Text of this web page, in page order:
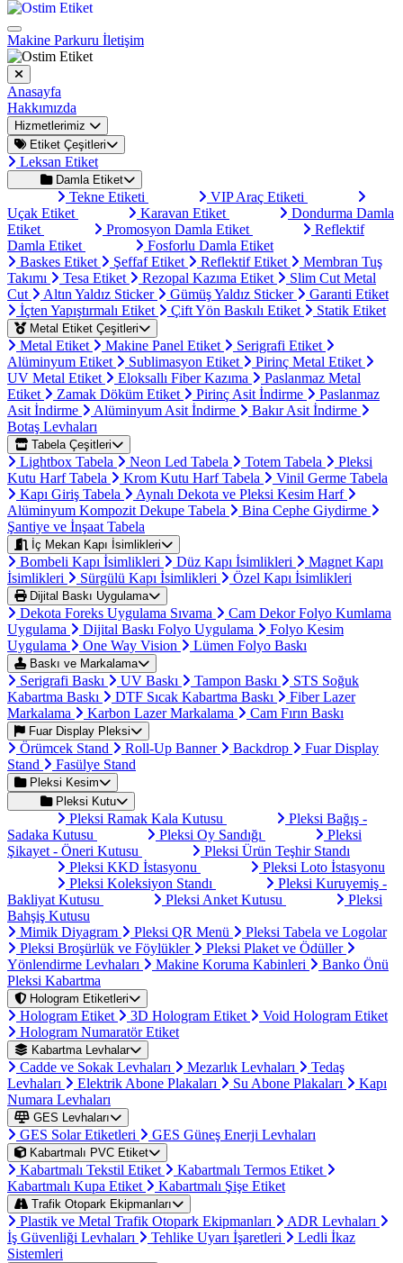
Makine Parkuru İletişim
Anasayfa
Hakkımızda
Hizmetlerimiz
Etiket Çeşitleri
Leksan Etiket
Damla Etiket
Tekne Etiketi
VIP Araç Etiketi
Uçak Etiket
Karavan Etiket
Dondurma Damla
Etiket
Promosyon Damla Etiket
Reflektif
Damla Etiket
Fosforlu Damla Etiket
Baskes Etiket
Şeffaf Etiket Reflektif Etiket
Membran Tuş
Takımı
Tesa Etiket Rezopal Kazıma Etiket
Slim Cut Metal
Cut
Altın Yaldız Sticker Gümüş Yaldız Sticker
Garanti Etiket
İçten Yapıştırmalı Etiket
Çift Yön Baskılı Etiket Statik Etiket
Metal Etiket Çeşitleri
Metal Etiket Makine Panel Etiket
Serigrafi Etiket
Alüminyum Etiket
Sublimasyon Etiket
Pirinç Metal Etiket
UV Metal Etiket
Eloksallı Fiber Kazıma
Paslanmaz Metal
Etiket
Zamak Döküm Etiket Pirinç Asit İndirme
Paslanmaz
Asit İndirme
Alüminyum Asit İndirme
Bakır Asit İndirme
Botaş Levhaları
Tabela Çeşitleri
Lightbox Tabela Neon Led Tabela Totem Tabela
Pleksi
Kutu Harf Tabela
Krom Kutu Harf Tabela
Vinil Germe Tabela
Kapı Giriş Tabela
Aynalı Dekota ve Pleksi Kesim Harf
Alüminyum Kompozit Dekupe Tabela
Bina Cephe Giydirme
Şantiye ve İnşaat Tabela
İç Mekan Kapı İsimlikleri
Bombeli Kapı İsimlikleri Düz Kapı İsimlikleri
Magnet Kapı
İsimlikleri
Sürgülü Kapı İsimlikleri Özel Kapı İsimlikleri
Dijital Baskı Uygulama
Dekota Foreks Uygulama Sıvama
Cam Dekor Folyo Kumlama
Uygulama
Dijital Baskı Folyo Uygulama
Folyo Kesim
Uygulama
One Way Vision Lümen Folyo Baskı
Baskı ve Markalama
Serigrafi Baskı UV Baskı Tampon Baskı
STS Soğuk
Kabartma Baskı
DTF Sıcak Kabartma Baskı
Fiber Lazer
Markalama
Karbon Lazer Markalama Cam Fırın Baskı
Fuar Display Pleksi
Örümcek Stand Roll-Up Banner Backdrop
Fuar Display
Stand
Fasülye Stand
Pleksi Kesim
Pleksi Kutu
Pleksi Ramak Kala Kutusu
Pleksi Bağış -
Sadaka Kutusu
Pleksi Oy Sandığı
Pleksi
Şikayet - Öneri Kutusu
Pleksi Ürün Teşhir Standı
Pleksi KKD İstasyonu
Pleksi Loto İstasyonu
Pleksi Koleksiyon Standı
Pleksi Kuruyemiş -
Bakliyat Kutusu
Pleksi Anket Kutusu
Pleksi
Bahşiş Kutusu
Mimik Diyagram
Pleksi QR Menü
Pleksi Tabela ve Logolar
Pleksi Broşürlük ve Föylükler
Pleksi Plaket ve Ödüller
Yönlendirme Levhaları
Makine Koruma Kabinleri
Banko Önü
Pleksi Kabartma
Hologram Etiketleri
Hologram Etiket 3D Hologram Etiket
Void Hologram Etiket
Hologram Numaratör Etiket
Kabartma Levhalar
Cadde ve Sokak Levhaları Mezarlık Levhaları
Tedaş
Levhaları
Elektrik Abone Plakaları Su Abone Plakaları
Kapı
Numara Levhaları
GES Levhaları
GES Solar Etiketleri GES Güneş Enerji Levhaları
Kabartmalı PVC Etiket
Kabartmalı Tekstil Etiket
Kabartmalı Termos Etiket
Kabartmalı Kupa Etiket
Kabartmalı Şişe Etiket
Trafik Otopark Ekipmanları
Plastik ve Metal Trafik Otopark Ekipmanları
ADR Levhaları
İş Güvenliği Levhaları
Tehlike Uyarı İşaretleri
Ledli İkaz
Sistemleri